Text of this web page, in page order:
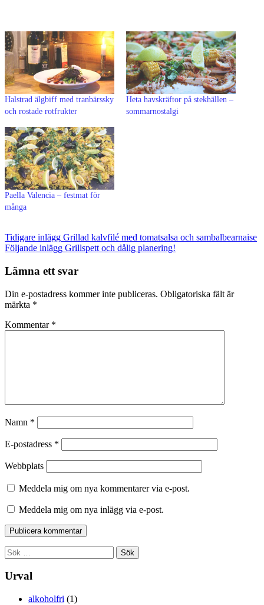
Halstrad älgbiff med tranbärssky
och rostade rotfrukter
Heta havskräftor på stekhällen –
sommarnostalgi
Paella Valencia – festmat för
många
Inläggsnavigering
Tidigare inlägg Grillad kalvfilé med tomatsalsa och sambalbearnaise
Följande inlägg Grillspett och dålig planering!
Lämna ett svar
Din e-postadress kommer inte publiceras. Obligatoriska fält är
märkta *
Kommentar *
Namn *
E-postadress *
Webbplats
Meddela mig om nya kommentarer via e-post.
Meddela mig om nya inlägg via e-post.
Sök
efter:
Urval
alkoholfri (1)